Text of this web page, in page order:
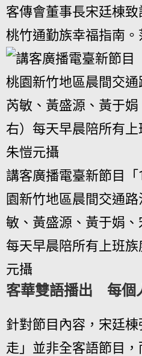
客傳會董事長宋廷棟
桃竹通勤族幸福指南。
講客廣播電臺新節目
園新竹地區晨間交通
敏、黃盛源、黃于娟、
每天早晨陪所有上班
元攝
客華雙語播出 每個
針對節目內容，宋廷
走」並非全客語節目